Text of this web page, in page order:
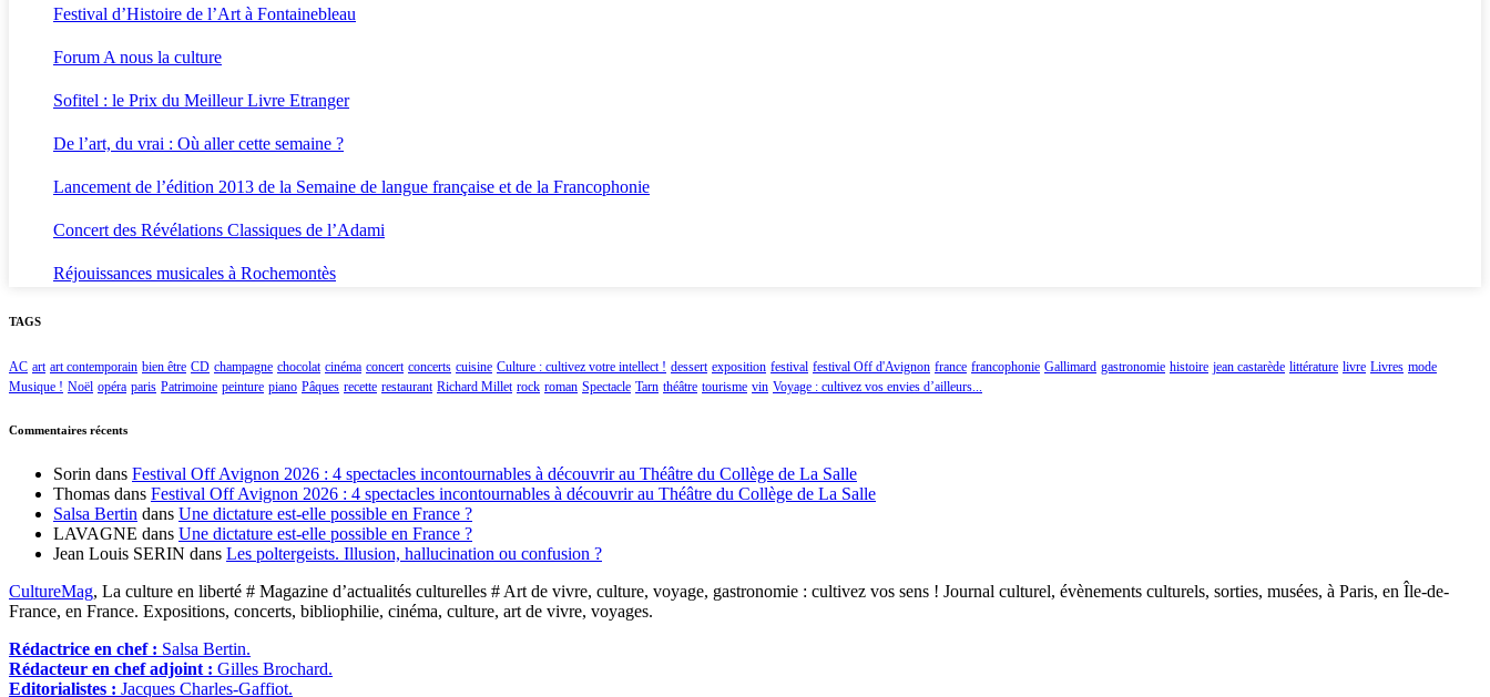
Festival d’Histoire de l’Art à Fontainebleau
Forum A nous la culture
Sofitel : le Prix du Meilleur Livre Etranger
De l’art, du vrai : Où aller cette semaine ?
Lancement de l’édition 2013 de la Semaine de langue française et de la Francophonie
Concert des Révélations Classiques de l’Adami
Réjouissances musicales à Rochemontès
TAGS
AC art art contemporain bien être CD champagne chocolat cinéma concert concerts cuisine Culture : cultivez votre intellect ! dessert exposition festival festival Off d'Avignon france francophonie Gallimard gastronomie histoire jean castarède littérature livre Livres mode
Musique ! Noël opéra paris Patrimoine peinture piano Pâques recette restaurant Richard Millet rock roman Spectacle Tarn théâtre tourisme vin Voyage : cultivez vos envies d’ailleurs...
Commentaires récents
Sorin dans Festival Off Avignon 2026 : 4 spectacles incontournables à découvrir au Théâtre du Collège de La Salle
Thomas dans Festival Off Avignon 2026 : 4 spectacles incontournables à découvrir au Théâtre du Collège de La Salle
Salsa Bertin dans Une dictature est-elle possible en France ?
LAVAGNE dans Une dictature est-elle possible en France ?
Jean Louis SERIN dans Les poltergeists. Illusion, hallucination ou confusion ?
CultureMag, La culture en liberté # Magazine d’actualités culturelles # Art de vivre, culture, voyage, gastronomie : cultivez vos sens ! Journal culturel, évènements culturels, sorties, musées, à Paris, en Île-de-
France, en France. Expositions, concerts, bibliophilie, cinéma, culture, art de vivre, voyages.
Rédactrice en chef : Salsa Bertin.
Rédacteur en chef adjoint : Gilles Brochard.
Editorialistes : Jacques Charles-Gaffiot.